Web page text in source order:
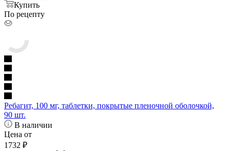
Купить
По рецепту
Ребагит, 100 мг, таблетки, покрытые пленочной оболочкой,
90 шт.
В наличии
Цена от
1732 ₽